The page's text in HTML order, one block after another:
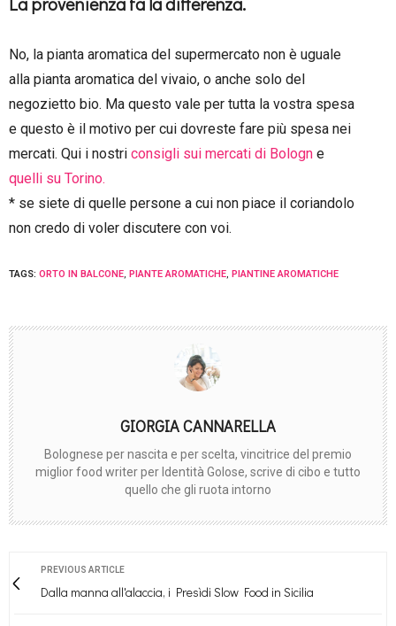
No, la pianta aromatica del supermercato non è uguale
alla pianta aromatica del vivaio, o anche solo del
negozietto bio. Ma questo vale per tutta la vostra spesa
e questo è il motivo per cui dovreste fare più spesa nei
mercati. Qui i nostri consigli sui mercati di Bologn e
quelli su Torino.
* se siete di quelle persone a cui non piace il coriandolo
non credo di voler discutere con voi.
TAGS: ORTO IN BALCONE, PIANTE AROMATICHE, PIANTINE AROMATICHE
GIORGIA CANNARELLA
Bolognese per nascita e per scelta, vincitrice del premio
miglior food writer per Identità Golose, scrive di cibo e tutto
quello che gli ruota intorno
PREVIOUS ARTICLE
Dalla manna all'alaccia, i Presìdi Slow Food in Sicilia